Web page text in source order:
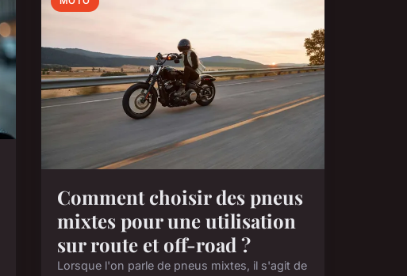
Comment choisir des pneus
mixtes pour une utilisation
sur route et off-road ?
Lorsque l'on parle de pneus mixtes, il s'agit de